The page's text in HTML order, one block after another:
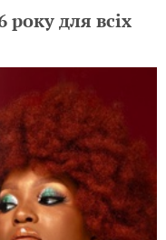
року для всіх